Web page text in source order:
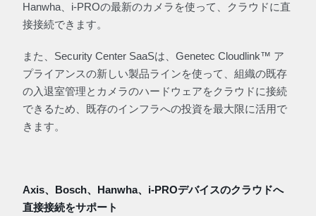
Hanwha、i-PROの最新のカメラを使って、クラウドに直
接接続できます。
また、Security Center SaaSは、Genetec Cloudlink™ ア
プライアンスの新しい製品ラインを使って、組織の既存
の入退室管理とカメラのハードウェアをクラウドに接続
できるため、既存のインフラへの投資を最大限に活用で
きます。
Axis、Bosch、Hanwha、i-PROデバイスのクラウドへ
直接接続をサポート